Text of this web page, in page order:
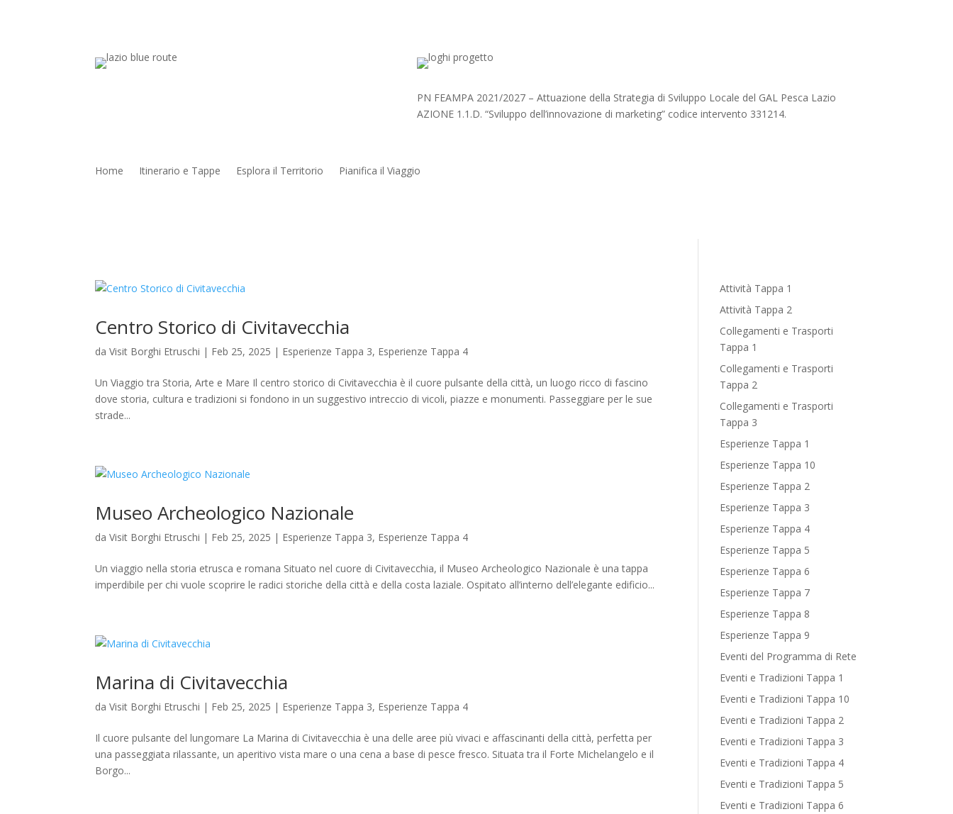
PN FEAMPA 2021/2027 – Attuazione della Strategia di Sviluppo Locale del GAL Pesca Lazio
AZIONE 1.1.D. “Sviluppo dell’innovazione di marketing” codice intervento 331214.
Home Itinerario e Tappe Esplora il Territorio Pianifica il Viaggio
Centro Storico di Civitavecchia
daVisit Borghi Etruschi | Feb 25, 2025 | Esperienze Tappa 3, Esperienze Tappa 4
Un Viaggio tra Storia, Arte e Mare Il centro storico di Civitavecchia è il cuore pulsante della città, un luogo ricco di fascino
dove storia, cultura e tradizioni si fondono in un suggestivo intreccio di vicoli, piazze e monumenti. Passeggiare per le sue
strade...
Museo Archeologico Nazionale
daVisit Borghi Etruschi | Feb 25, 2025 | Esperienze Tappa 3, Esperienze Tappa 4
Un viaggio nella storia etrusca e romana Situato nel cuore di Civitavecchia, il Museo Archeologico Nazionale è una tappa
imperdibile per chi vuole scoprire le radici storiche della città e della costa laziale. Ospitato all’interno dell’elegante edificio...
Marina di Civitavecchia
daVisit Borghi Etruschi | Feb 25, 2025 | Esperienze Tappa 3, Esperienze Tappa 4
Il cuore pulsante del lungomare La Marina di Civitavecchia è una delle aree più vivaci e affascinanti della città, perfetta per
una passeggiata rilassante, un aperitivo vista mare o una cena a base di pesce fresco. Situata tra il Forte Michelangelo e il
Borgo...
Attività Tappa 1
Attività Tappa 2
Collegamenti e Trasporti
Tappa 1
Collegamenti e Trasporti
Tappa 2
Collegamenti e Trasporti
Tappa 3
Esperienze Tappa 1
Esperienze Tappa 10
Esperienze Tappa 2
Esperienze Tappa 3
Esperienze Tappa 4
Esperienze Tappa 5
Esperienze Tappa 6
Esperienze Tappa 7
Esperienze Tappa 8
Esperienze Tappa 9
Eventi del Programma di Rete
Eventi e Tradizioni Tappa 1
Eventi e Tradizioni Tappa 10
Eventi e Tradizioni Tappa 2
Eventi e Tradizioni Tappa 3
Eventi e Tradizioni Tappa 4
Eventi e Tradizioni Tappa 5
Eventi e Tradizioni Tappa 6